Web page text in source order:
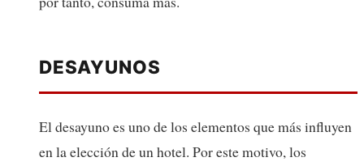
DESAYUNOS
El desayuno es uno de los elementos que más influyen
en la elección de un hotel. Por este motivo, los